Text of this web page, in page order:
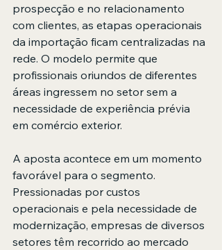
prospecção e no relacionamento
com clientes, as etapas operacionais
da importação ficam centralizadas na
rede. O modelo permite que
profissionais oriundos de diferentes
áreas ingressem no setor sem a
necessidade de experiência prévia
em comércio exterior.
A aposta acontece em um momento
favorável para o segmento.
Pressionadas por custos
operacionais e pela necessidade de
modernização, empresas de diversos
setores têm recorrido ao mercado